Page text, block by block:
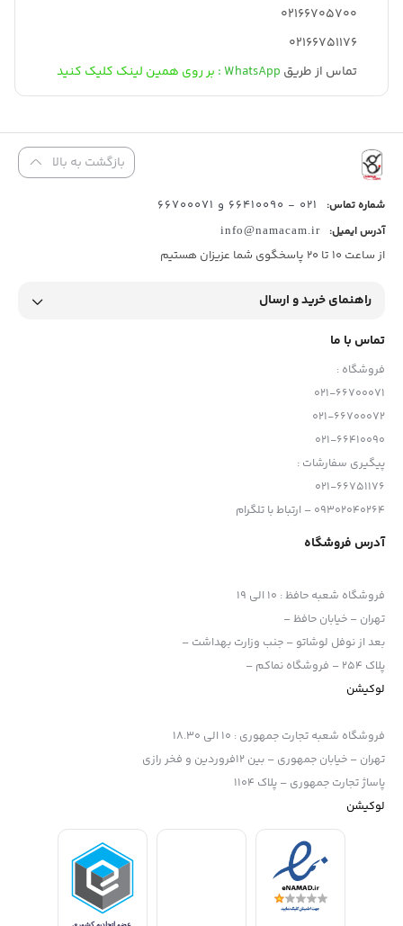
02166705700
02166751176
تماس از طریق WhatsApp : بر روی همین لینک کلیک کنید
بازگشت به بالا
شماره تماس: 021 - 66410090 و 66700071
آدرس ایمیل: info@namacam.ir
از ساعت 10 تا 20 پاسخگوی شما عزیزان هستیم
راهنمای خرید و ارسال
تماس با ما
فروشگاه :
021-66700071
021-66700072
021-66410090
پیگیری سفارشات :
021-66751176
09302040264 – ارتباط با تلگرام
آدرس فروشگاه
فروشگاه شعبه حافظ: 10 الی 19
تهران – خیابان حافظ –
بعد از نوفل لوشاتو – جنب وزارت بهداشت –
پلاک 254 – فروشگاه نماکم –
لوکیشن
فروشگاه شعبه تجارت جمهوری : 10 الی 18.30
تهران – خیابان جمهوری – بین 12فروردین و فخر رازی
پاساژ تجارت جمهوری – پلاک 1104
لوکیشن